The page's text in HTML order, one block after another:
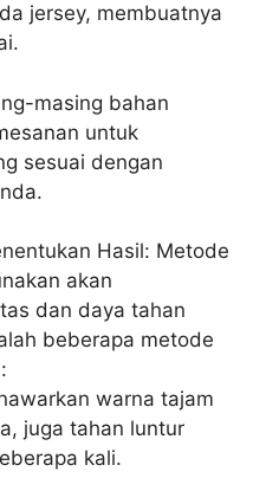
jersey, membuatnya
masing bahan
untuk
sesuai dengan
Hasil: Metode
akan
dan daya tahan
beberapa metode
warna tajam
juga tahan luntur
kali.